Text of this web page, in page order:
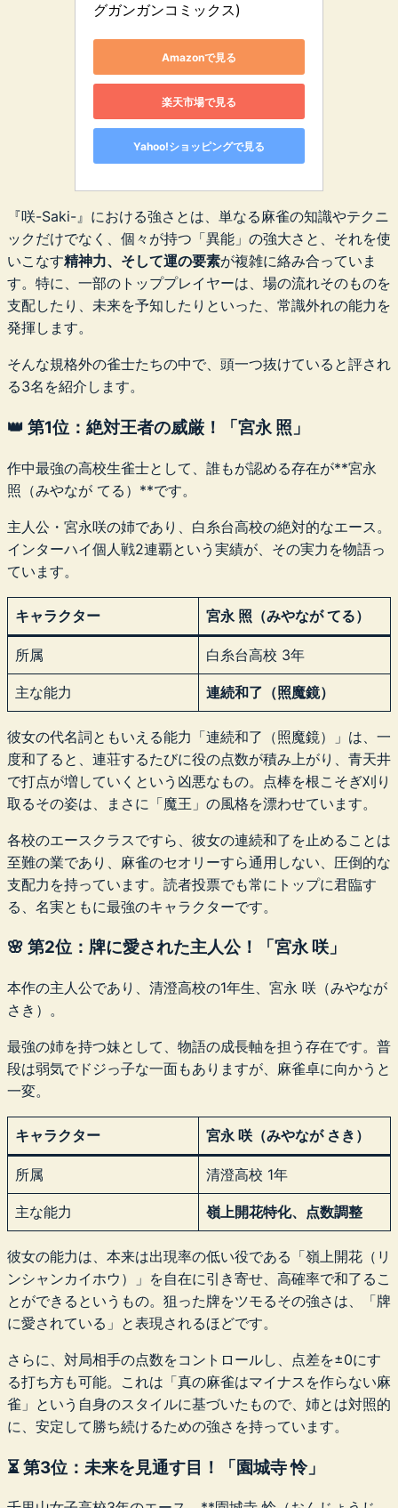
グガンガンコミックス)
Amazonで見る
楽天市場で見る
Yahoo!ショッピングで見る
『咲-Saki-』における強さとは、単なる麻雀の知識やテクニ
ックだけでなく、個々が持つ「異能」の強大さと、それを使
いこなす精神力、そして運の要素が複雑に絡み合っていま
す。特に、一部のトッププレイヤーは、場の流れそのものを
支配したり、未来を予知したりといった、常識外れの能力を
発揮します。
そんな規格外の雀士たちの中で、頭一つ抜けていると評され
る3名を紹介します。
👑 第1位：絶対王者の威厳！「宮永 照」
作中最強の高校生雀士として、誰もが認める存在が**宮永
照（みやなが てる）**です。
主人公・宮永咲の姉であり、白糸台高校の絶対的なエース。
インターハイ個人戦2連覇という実績が、その実力を物語っ
ています。
キャラクター 宮永 照（みやなが てる）
所属 白糸台高校 3年
主な能力 連続和了（照魔鏡）
彼女の代名詞ともいえる能力「連続和了（照魔鏡）」は、一
度和了ると、連荘するたびに役の点数が積み上がり、青天井
で打点が増していくという凶悪なもの。点棒を根こそぎ刈り
取るその姿は、まさに「魔王」の風格を漂わせています。
各校のエースクラスですら、彼女の連続和了を止めることは
至難の業であり、麻雀のセオリーすら通用しない、圧倒的な
支配力を持っています。読者投票でも常にトップに君臨す
る、名実ともに最強のキャラクターです。
🌸 第2位：牌に愛された主人公！「宮永 咲」
本作の主人公であり、清澄高校の1年生、宮永 咲（みやなが
さき）。
最強の姉を持つ妹として、物語の成長軸を担う存在です。普
段は弱気でドジっ子な一面もありますが、麻雀卓に向かうと
一変。
キャラクター 宮永 咲（みやなが さき）
所属 清澄高校 1年
主な能力 嶺上開花特化、点数調整
彼女の能力は、本来は出現率の低い役である「嶺上開花（リ
ンシャンカイホウ）」を自在に引き寄せ、高確率で和了るこ
とができるというもの。狙った牌をツモるその強さは、「牌
に愛されている」と表現されるほどです。
さらに、対局相手の点数をコントロールし、点差を±0にす
る打ち方も可能。これは「真の麻雀はマイナスを作らない麻
雀」という自身のスタイルに基づいたもので、姉とは対照的
に、安定して勝ち続けるための強さを持っています。
⏳ 第3位：未来を見通す目！「園城寺 怜」